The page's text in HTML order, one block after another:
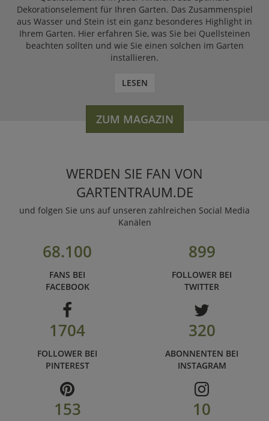
Dekorationselement für Ihren Garten. Das Zusammenspiel
aus Wasser und Stein ist ein ganz besonderes Highlight in
Ihrem Garten. Hier erfahren Sie, was Sie bei Quellsteinen
beachten sollten und wie Sie einen solchen im Garten
installieren.
LESEN
ZUM MAGAZIN
WERDEN SIE FAN VON
GARTENTRAUM.DE
und folgen Sie uns auf unseren zahlreichen Social Media
Kanälen
68.100
FANS BEI
FACEBOOK
899
FOLLOWER BEI
TWITTER
1704
FOLLOWER BEI
PINTEREST
320
ABONNENTEN BEI
INSTAGRAM
153 10